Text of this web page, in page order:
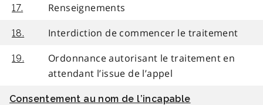
17. Renseignements
18. Interdiction de commencer le traitement
19.
Ordonnance autorisant le traitement en
attendant l’issue de l’appel
Consentement au nom de l’incapable